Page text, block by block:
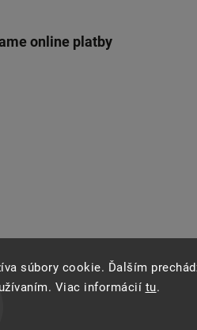
súbory cookie. Ďalším
Viac informácií tu.
online platby